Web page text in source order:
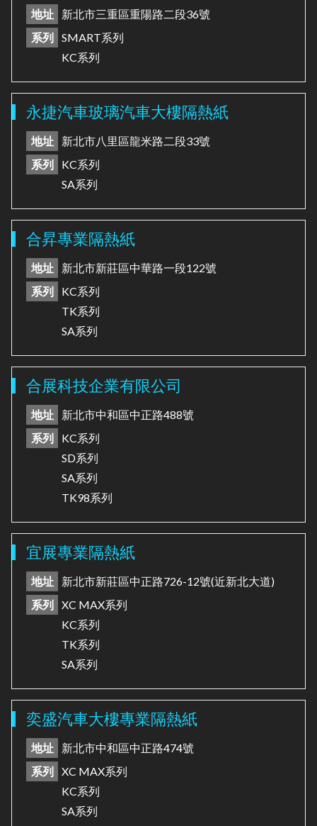
地址
新北市三重區重陽路二段36號
系列
SMART系列
KC系列
永捷汽車玻璃汽車大樓隔熱紙
地址
新北市八里區龍米路二段33號
系列
KC系列
SA系列
合昇專業隔熱紙
地址
新北市新莊區中華路一段122號
系列
KC系列
TK系列
SA系列
合展科技企業有限公司
地址
新北市中和區中正路488號
系列
KC系列
SD系列
SA系列
TK98系列
宜展專業隔熱紙
地址
新北市新莊區中正路726-12號(近新北大道)
系列
XC MAX系列
KC系列
TK系列
SA系列
奕盛汽車大樓專業隔熱紙
地址
新北市中和區中正路474號
系列
XC MAX系列
KC系列
SA系列